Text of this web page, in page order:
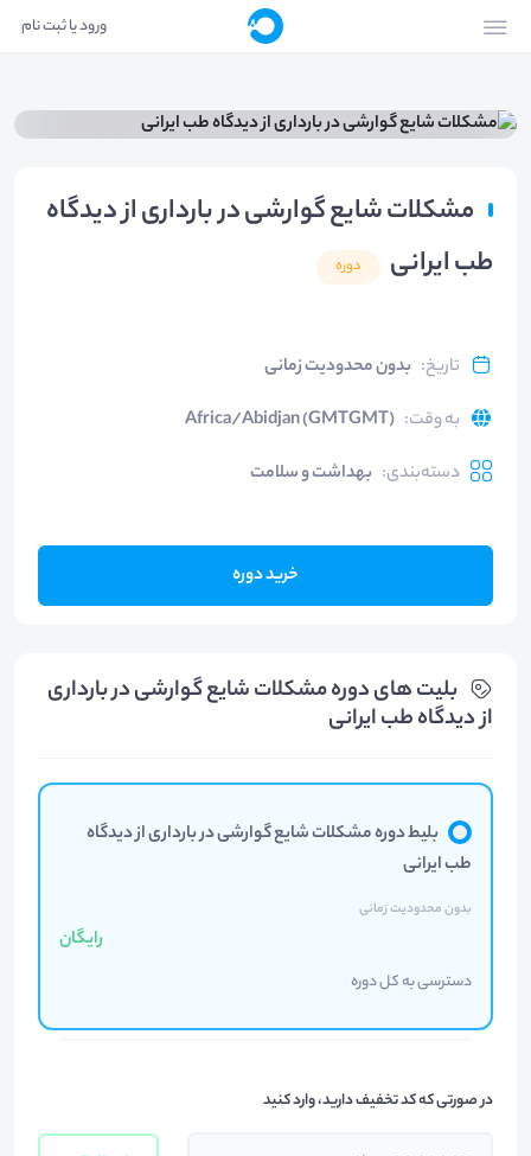
ورود یا ثبت نام
مشکلات شایع گوارشی در بارداری از دیدگاه
طب ایرانی
دوره
تاریخ: بدون محدودیت زمانی
به وقت:
Africa/Abidjan (GMTGMT)
دسته‌بندی: بهداشت و سلامت
خرید دوره
بلیت های دوره مشکلات شایع گوارشی در بارداری
از دیدگاه طب ایرانی
بلیط دوره مشکلات شایع گوارشی در بارداری از دیدگاه
طب ایرانی
بدون محدودیت زمانی
رایگان
دسترسی به کل دوره
در صورتی که کد تخفیف دارید، وارد کنید